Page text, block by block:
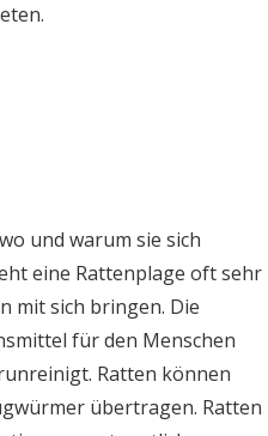
und warum sie sich
eine Rattenplage oft sehr
mit sich bringen. Die
für den Menschen
Ratten können
übertragen. Ratten